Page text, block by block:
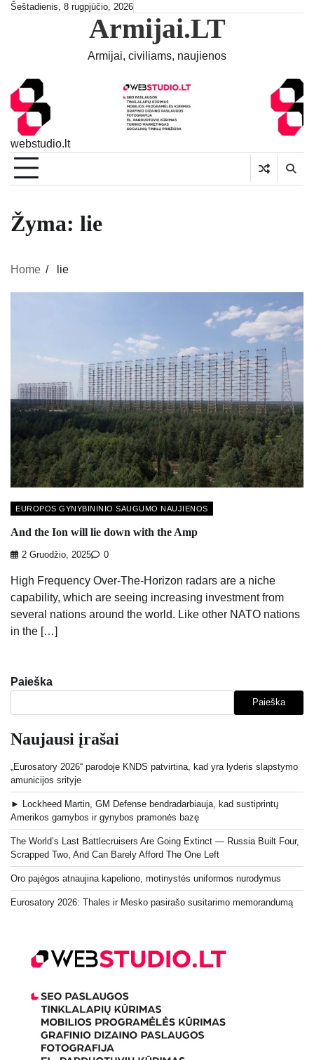
SkipŠeštadienis, 8 rugpjūčio, 2026
Armijai.LT
Armijai, civiliams, naujienos
webstudio.lt
Žyma: lie
Home lie
EUROPOS GYNYBININIO SAUGUMO NAUJIENOS
And the Ion will lie down with the Amp
2 Gruodžio, 2025 0
High Frequency Over-The-Horizon radars are a niche
capability, which are seeing increasing investment from
several nations around the world. Like other NATO nations
in the […]
Paieška
Paieška
Naujausi įrašai
„Eurosatory 2026“ parodoje KNDS patvirtina, kad yra lyderis slapstymo
amunicijos srityje
► Lockheed Martin, GM Defense bendradarbiauja, kad sustiprintų
Amerikos gamybos ir gynybos pramonės bazę
The World’s Last Battlecruisers Are Going Extinct — Russia Built Four,
Scrapped Two, And Can Barely Afford The One Left
Oro pajėgos atnaujina kapeliono, motinystės uniformos nurodymus
Eurosatory 2026: Thales ir Mesko pasirašo susitarimo memorandumą